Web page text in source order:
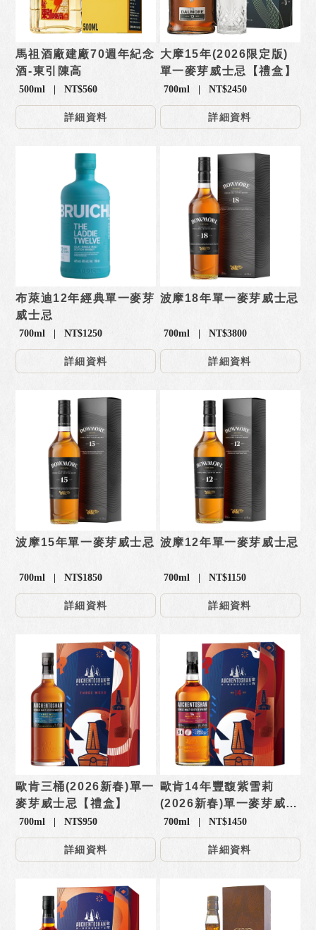
馬祖酒廠建廠70週年紀念
酒-東引陳高
500ml | NT$560
詳細資料
大摩15年(2026限定版)
單一麥芽威士忌【禮盒】
700ml | NT$2450
詳細資料
布萊迪12年經典單一麥芽
威士忌
700ml | NT$1250
詳細資料
波摩18年單一麥芽威士忌
700ml | NT$3800
詳細資料
波摩15年單一麥芽威士忌
700ml | NT$1850
詳細資料
波摩12年單一麥芽威士忌
700ml | NT$1150
詳細資料
歐肯三桶(2026新春)單一
麥芽威士忌【禮盒】
700ml | NT$950
詳細資料
歐肯14年豐馥紫雪莉
(2026新春)單一麥芽威士
忌【禮盒】
700ml | NT$1450
詳細資料